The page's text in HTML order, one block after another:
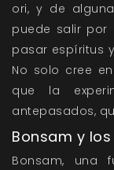
ori, y de
puede salir
pasar espíritus
No solo cree
que la
antepasados,
Bonsam y
Bonsam, una